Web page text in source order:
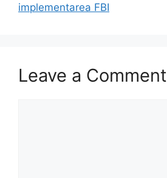
implementarea FBI
Leave a Comment